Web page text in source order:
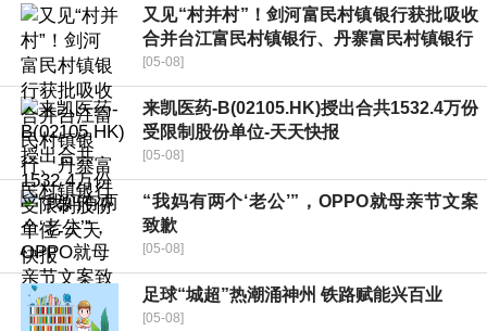
又见“村并村”！剑河富民村镇银行获批吸收
合并台江富民村镇银行、丹寨富民村镇银行
[05-08]
来凯医药-B(02105.HK)授出合共1532.4万份
受限制股份单位-天天快报
[05-08]
“我妈有两个‘老公’”，OPPO就母亲节文案
致歉
[05-08]
足球“城超”热潮涌神州 铁路赋能兴百业
[05-08]